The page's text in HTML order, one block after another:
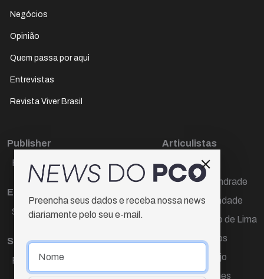
Negócios
Opinião
Quem passa por aqui
Entrevistas
Revista Viver Brasil
Publisher
Paulo Cesar de Oliveira
Editora Chefe
Sueli Cotta
Sub-editora
Raquel Ayres
Articulistas
Décio Freire
Dr Marcos Andrade
Hamilton Trindade
Igor Carvalho de Lima
Mario Campos
Renata Araújo
Wagner Gomes
Preencha seus dados e receba nossa news
diariamente pelo seu e-mail.